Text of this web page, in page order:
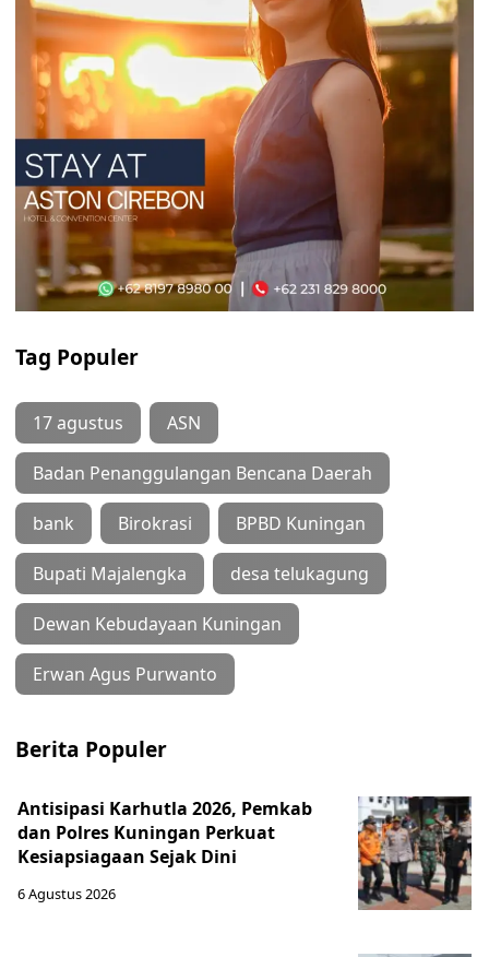
Tag Populer
17 agustus ASN
Badan Penanggulangan Bencana Daerah
bank Birokrasi BPBD Kuningan
Bupati Majalengka desa telukagung
Dewan Kebudayaan Kuningan
Erwan Agus Purwanto
Berita Populer
Antisipasi Karhutla 2026, Pemkab
dan Polres Kuningan Perkuat
Kesiapsiagaan Sejak Dini
6 Agustus 2026